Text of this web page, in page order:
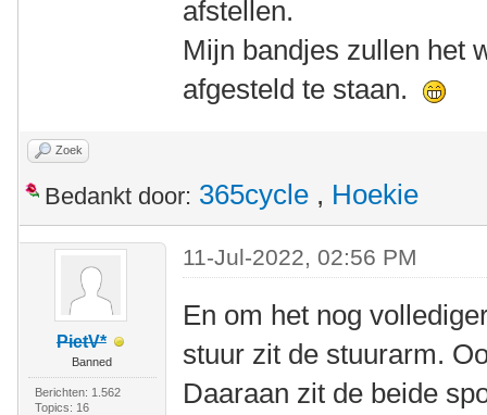
afstellen.
Mijn bandjes zullen het
afgesteld te staan.
Zoek
Bedankt door: 365cycle , Hoekie
PietV*
Banned
Berichten: 1.562
Topics: 16
11-Jul-2022, 02:56 PM
En om het nog
stuur zit de stuurarm.
Daaraan zit de beide